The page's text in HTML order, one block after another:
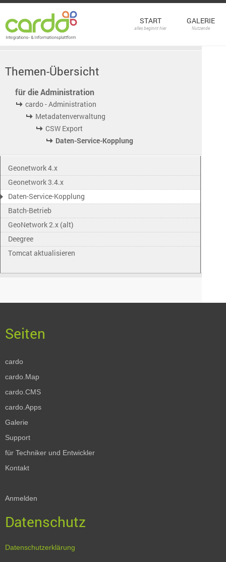
START
alles beginnt hier
GALERIE
Nutzende
Themen-Übersicht
für die Administration
cardo - Administration
Metadatenverwaltung
CSW Export
Daten-Service-Kopplung
Geonetwork 4.x
Geonetwork 3.4.x
Daten-Service-Kopplung
Batch-Betrieb
GeoNetwork 2.x (alt)
Deegree
Tomcat aktualisieren
cardo
cardo.Map
cardo.CMS
cardo.Apps
Galerie
Support
für Techniker und Entwickler
Kontakt
Anmelden
Datenschutz
Datenschutzerklärung